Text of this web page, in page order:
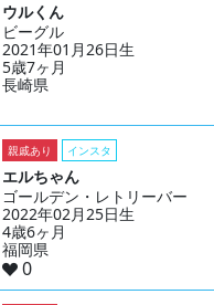
ウルくん
ビーグル
2021年01月26日生
5歳7ヶ月
長崎県
親戚あり インスタ
エルちゃん
ゴールデン・レトリーバー
2022年02月25日生
4歳6ヶ月
福岡県
0